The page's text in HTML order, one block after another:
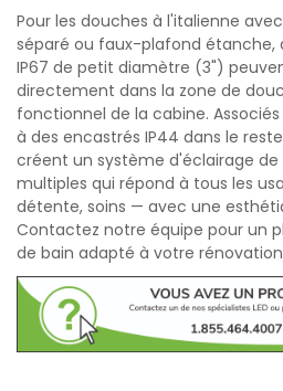
Pour les douches à l'italienne
séparé ou faux-plafond étanche,
IP67 de petit diamètre (3")
directement dans la zone de
fonctionnel de la cabine.
à des encastrés IP44 dans le
créent un système d'éclairage
multiples qui répond à tous les
détente, soins — avec une
Contactez notre équipe pour un
de bain adapté à votre